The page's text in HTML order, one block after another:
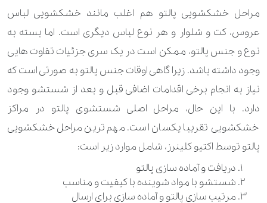
لباس عروس کار شده 5.600.000 تومان
لباس کودک و نوزاد
لباس موتور سواری 2.100.000 تومان
مانتو مجلسی 310.000 تومان 610.000 تومان
مقنعه 50.000 تومان
مراحل خشکشویی پالتو هم اغلب مانند خشکشویی لباس
عروس، کت و شلوار و هر نوع لباس دیگری است. اما بسته به
نوع و جنس پالتو، ممکن است در یک سری جزئیات تفاوت هایی
وجود داشته باشد. زیرا گاهی اوقات جنس پالتو به صورتی است که
نیاز به انجام برخی اقدامات اضافی قبل و بعد از شستشو وجود
دارد. با این حال، مراحل اصلی شستشوی پالتو در مراکز
خشکشویی تقریبا یکسان است. مهم ترین مراحل خشکشویی
پالتو توسط اکتیو کلینرز، شامل موارد زیر است:
دریافت و آماده سازی پالتو
شستشو با مواد شوینده با کیفیت و مناسب
مرتیب سازی پالتو و آماده سازی برای ارسال